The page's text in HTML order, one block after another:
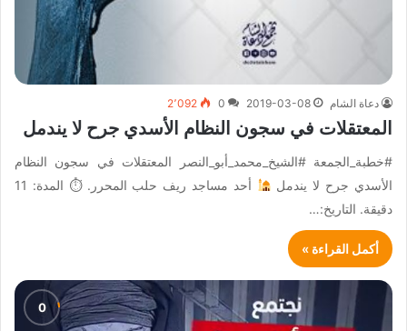
دعاة الشام 2019-03-08
0 2٬092
المعتقلات في سجون النظام الأسدي جرح لا يندمل
#خطبة_الجمعة #الشيخ_محمد_أبو_النصر المعتقلات في سجون النظام
الأسدي جرح لا يندمل
أحد مساجد ريف حلب المحرر. ⏱ المدة: 11
دقيقة. التاريخ:…
أكمل القراءة »